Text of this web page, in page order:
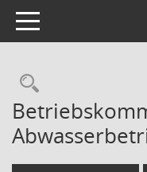
Toggle navigation